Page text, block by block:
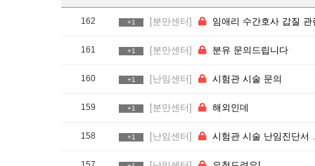
162 +1 [분만센터] 임애리 수간호사 갑질 관
161 +1 [분만센터] 분유 문의드립니다
160 +1 [난임센터] 시험관 시술 문의
159 +1 [분만센터] 해외인데
158 +1 [난임센터] 시험관 시술 난임진단서 문의